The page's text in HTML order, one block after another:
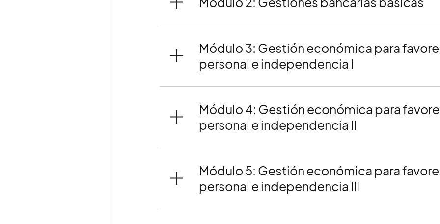
Módulo 3: Gestión económica para
personal e independencia I
Módulo 4: Gestión económica para
personal e independencia II
Módulo 5: Gestión económica para
personal e independencia III